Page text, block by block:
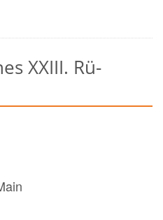
XXIII. Rü-